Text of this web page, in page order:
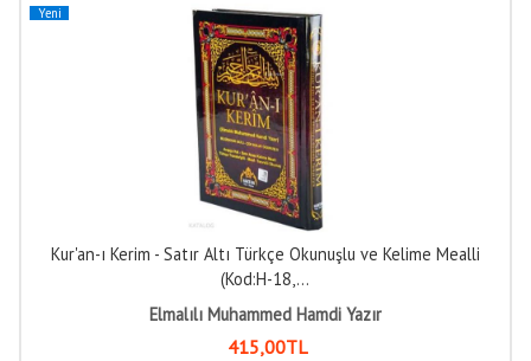
Yeni
Kur'an-ı Kerim - Satır Altı Türkçe Okunuşlu ve Kelime Mealli
(Kod:H-18,...
Elmalılı Muhammed Hamdi Yazır
415,00TL